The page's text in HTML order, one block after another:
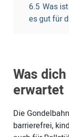
6.5 Was
es gut für
Was
erwartet
Die
barrierefrei,